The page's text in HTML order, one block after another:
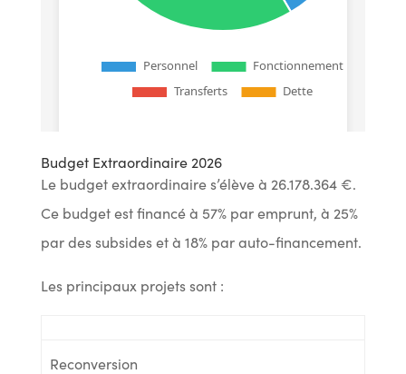
Budget Extraordinaire 2026
Le budget extraordinaire s’élève à 26.178.364 €.
Ce budget est financé à 57% par emprunt, à 25%
par des subsides et à 18% par auto-financement.
Les principaux projets sont :
Reconversion